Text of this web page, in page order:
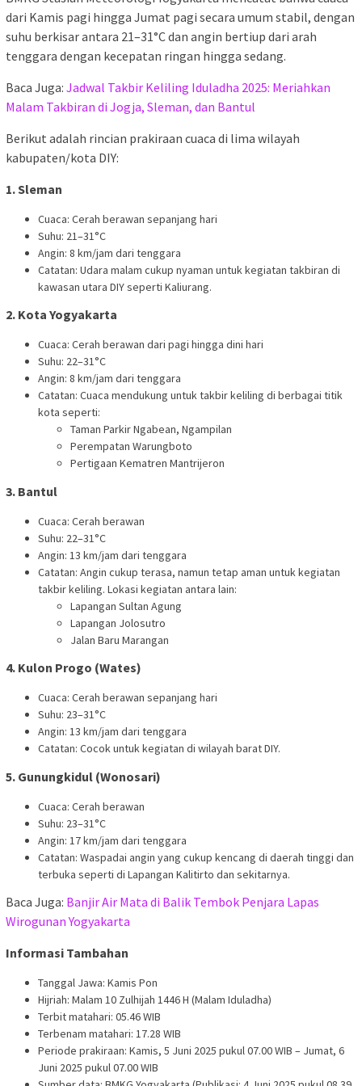
dari Kamis pagi hingga Jumat pagi secara umum stabil, dengan
suhu berkisar antara 21–31°C dan angin bertiup dari arah
tenggara dengan kecepatan ringan hingga sedang.
Baca Juga: Jadwal Takbir Keliling Iduladha 2025: Meriahkan
Malam Takbiran di Jogja, Sleman, dan Bantul
Berikut adalah rincian prakiraan cuaca di lima wilayah
kabupaten/kota DIY:
1. Sleman
Cuaca: Cerah berawan sepanjang hari
Suhu: 21–31°C
Angin: 8 km/jam dari tenggara
Catatan: Udara malam cukup nyaman untuk kegiatan takbiran di
kawasan utara DIY seperti Kaliurang.
2. Kota Yogyakarta
Cuaca: Cerah berawan dari pagi hingga dini hari
Suhu: 22–31°C
Angin: 8 km/jam dari tenggara
Catatan: Cuaca mendukung untuk takbir keliling di berbagai titik
kota seperti:
Taman Parkir Ngabean, Ngampilan
Perempatan Warungboto
Pertigaan Kematren Mantrijeron
3. Bantul
Cuaca: Cerah berawan
Suhu: 22–31°C
Angin: 13 km/jam dari tenggara
Catatan: Angin cukup terasa, namun tetap aman untuk kegiatan
takbir keliling. Lokasi kegiatan antara lain:
Lapangan Sultan Agung
Lapangan Jolosutro
Jalan Baru Marangan
4. Kulon Progo (Wates)
Cuaca: Cerah berawan sepanjang hari
Suhu: 23–31°C
Angin: 13 km/jam dari tenggara
Catatan: Cocok untuk kegiatan di wilayah barat DIY.
5. Gunungkidul (Wonosari)
Cuaca: Cerah berawan
Suhu: 23–31°C
Angin: 17 km/jam dari tenggara
Catatan: Waspadai angin yang cukup kencang di daerah tinggi dan
terbuka seperti di Lapangan Kalitirto dan sekitarnya.
Baca Juga: Banjir Air Mata di Balik Tembok Penjara Lapas
Wirogunan Yogyakarta
Informasi Tambahan
Tanggal Jawa: Kamis Pon
Hijriah: Malam 10 Zulhijah 1446 H (Malam Iduladha)
Terbit matahari: 05.46 WIB
Terbenam matahari: 17.28 WIB
Periode prakiraan: Kamis, 5 Juni 2025 pukul 07.00 WIB – Jumat, 6
Juni 2025 pukul 07.00 WIB